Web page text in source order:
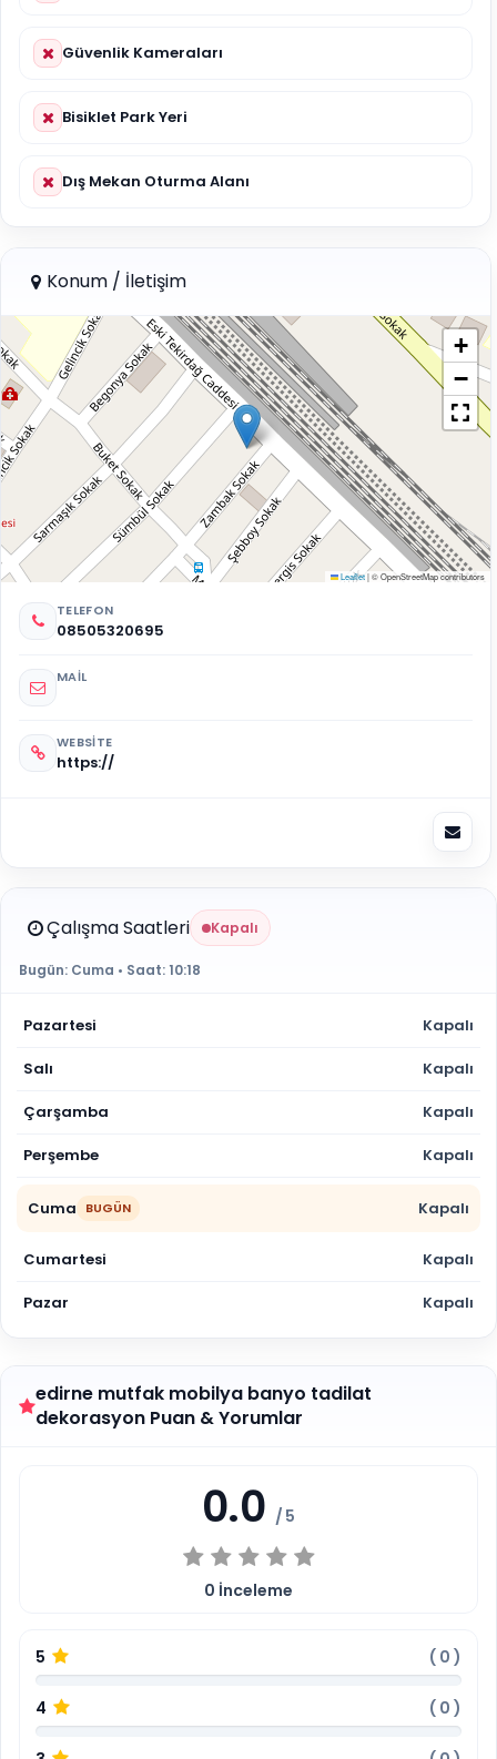
Güvenlik Kameraları
Bisiklet Park Yeri
Dış Mekan Oturma Alanı
Konum / İletişim
+
−
Leaflet|© OpenStreetMap contributors
TELEFON
08505320695
MAIL
WEBSITE
https://
Çalışma Saatleri Kapalı
Bugün: Cuma • Saat:10:18
Pazartesi Kapalı
Salı Kapalı
Çarşamba Kapalı
Perşembe Kapalı
Cuma BUGÜN Kapalı
Cumartesi Kapalı
Pazar Kapalı
edirne mutfak mobilya banyo tadilat
dekorasyon Puan & Yorumlar
0.0 / 5
0 İnceleme
5 ( 0 )
4 ( 0 )